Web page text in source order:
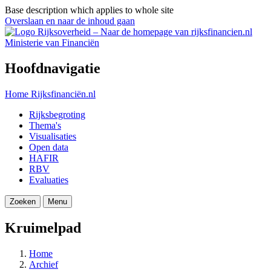
Base description which applies to whole site
Overslaan en naar de inhoud gaan
Ministerie van Financiën
Hoofdnavigatie
Home Rijksfinanciën.nl
Rijksbegroting
Thema's
Visualisaties
Open data
HAFIR
RBV
Evaluaties
Zoeken Menu
Kruimelpad
Home
Archief